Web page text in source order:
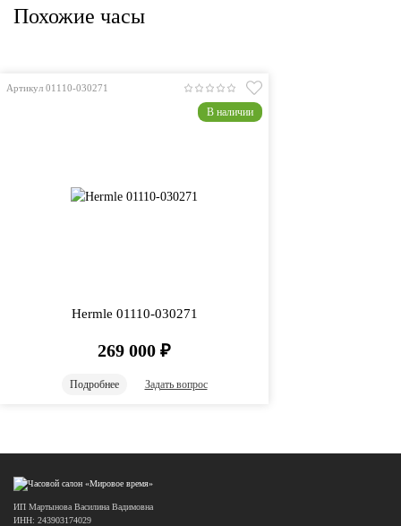
Похожие часы
Артикул 01110-030271
В наличии
Hermle 01110-030271
269 000 ₽
Подробнее Задать вопрос
ИП Мартынова Василина Вадимовна
ИНН: 243903174029